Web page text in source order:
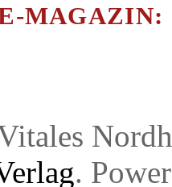
MAGAZIN:
.